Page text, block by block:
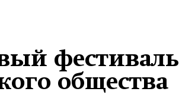
фестиваль
общества